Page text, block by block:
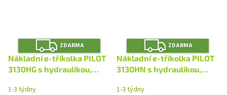
Z
D
A
R
M
ZDARMA
Nákladní e-tříkolka PILOT
3130HG s hydraulikou,
1-3 týdny
Z
D
A
R
M
ZDARMA
Nákladní e-tříkolka PILOT
3130HN s hydraulikou,
1-3 týdny